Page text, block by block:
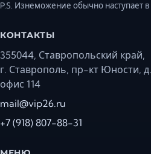
P.S. Изнеможение обычно наступает
КОНТАКТЫ
355044, Ставропольский край,
г. Ставрополь, пр-кт Юности,
офис 114
mail@vip26.ru
+7 (918) 807-88-31